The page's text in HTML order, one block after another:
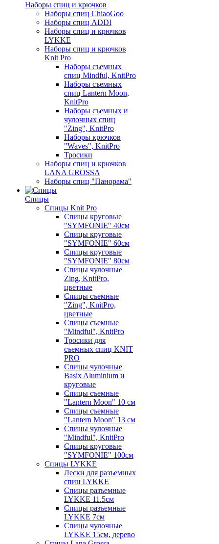
Наборы спиц и крючков
Наборы спиц ChiaoGoo
Наборы спиц ADDI
Наборы спиц и крючков
LYKKE
Наборы спиц и крючков
Knit Pro
Наборы съемных
спиц Mindful, KnitPro
Наборы съемных
спиц Lantern Moon,
KnitPro
Наборы съемных и
чулочных спиц
"Zing", KnitPro
Наборы крючков
"Waves", KnitPro
Тросики
Наборы спиц и крючков
LANA GROSSA
Наборы спиц "Панорама"
Спицы
Спицы Knit Pro
Спицы круговые
"SYMFONIE" 40см
Спицы круговые
"SYMFONIE" 60см
Спицы круговые
"SYMFONIE" 80см
Спицы чулочные
Zing, KnitPro,
цветные
Спицы съемные
"Zing", KnitPro,
цветные
Спицы съемные
"Mindful", KnitPro
Тросики для
съемных спиц KNIT
PRO
Спицы чулочные
Basix Aluminium и
круговые
Спицы съемные
"Lantern Moon" 10 см
Спицы съемные
"Lantern Moon" 13 см
Спицы чулочные
"Mindful", KnitPro
Спицы круговые
"SYMFONIE" 100см
Спицы LYKKE
Лески для разъемных
спиц LYKKE
Спицы разъемные
LYKKE 11.5см
Спицы разъемные
LYKKE 7см
Спицы чулочные
LYKKE 15см, дерево